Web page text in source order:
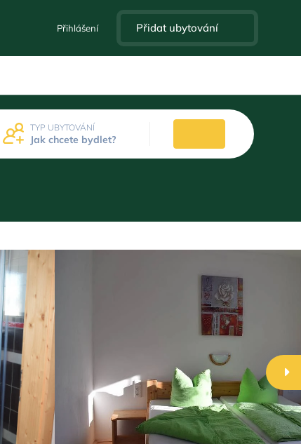
Přihlášení Přidat ubytování
TYP UBYTOVÁNÍ
Jak chcete bydlet?